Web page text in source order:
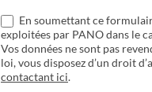
En soumettant ce
exploitées par PANO dans le
Vos données ne sont pas
loi, vous disposez d’un droit
contactant ici.